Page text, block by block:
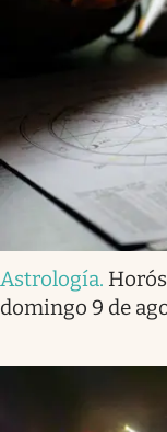
Astrología.
domingo 9 de